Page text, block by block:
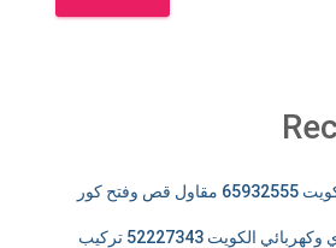
كور
فني تركيب شتر يدوي وكهربائي الكويت 52227343 تركيب